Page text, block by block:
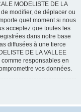
MODELISTE DE LA
modifier, de déplacer ou
quel moment si nous
acceptez que toutes les
dans notre base
diffusées à une tierce
DE LA VALLEE
responsables en
vos données.